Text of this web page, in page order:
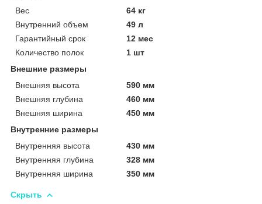
Вес
64 кг
Внутренний объем
49 л
Гарантийный срок
12 мес
Количество полок
1 шт
Внешние размеры
Внешняя высота
590 мм
Внешняя глубина
460 мм
Внешняя ширина
450 мм
Внутренние размеры
Внутренняя высота
430 мм
Внутренняя глубина
328 мм
Внутренняя ширина
350 мм
Скрыть